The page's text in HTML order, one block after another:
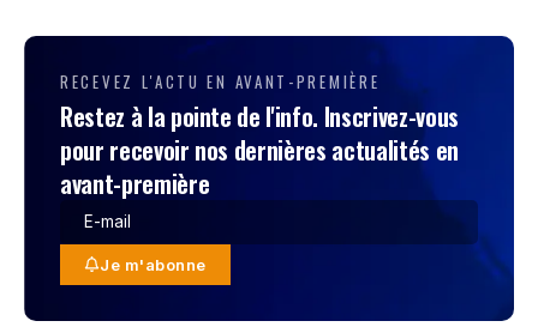
RECEVEZ L'ACTU EN AVANT-PREMIÈRE
Restez à la pointe de l'info. Inscrivez-vous
pour recevoir nos dernières actualités en
avant-première
Je m'abonne